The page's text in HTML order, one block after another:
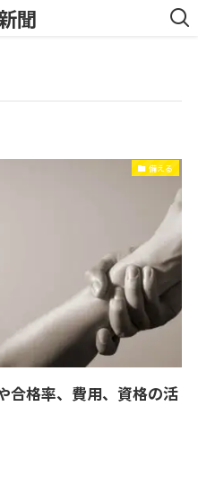
聞
備える
合格率、費用、資格の活